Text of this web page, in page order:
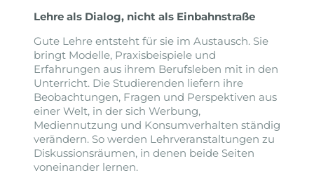
Lehre als Dialog, nicht als Einbahnstraße
Gute Lehre entsteht für sie im Austausch. Sie
bringt Modelle, Praxisbeispiele und
Erfahrungen aus ihrem Berufsleben mit in den
Unterricht. Die Studierenden liefern ihre
Beobachtungen, Fragen und Perspektiven aus
einer Welt, in der sich Werbung,
Mediennutzung und Konsumverhalten ständig
verändern. So werden Lehrveranstaltungen zu
Diskussionsräumen, in denen beide Seiten
voneinander lernen.